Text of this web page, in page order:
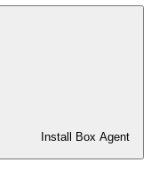
Install Box Agent